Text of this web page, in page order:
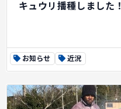
キュウリ播種しました！
お知らせ 近況